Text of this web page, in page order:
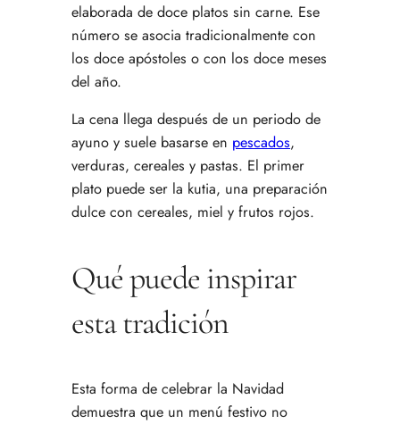
elaborada de doce platos sin carne. Ese
número se asocia tradicionalmente con
los doce apóstoles o con los doce meses
del año.
La cena llega después de un periodo de
ayuno y suele basarse en pescados,
verduras, cereales y pastas. El primer
plato puede ser la kutia, una preparación
dulce con cereales, miel y frutos rojos.
Qué puede inspirar
esta tradición
Esta forma de celebrar la Navidad
demuestra que un menú festivo no